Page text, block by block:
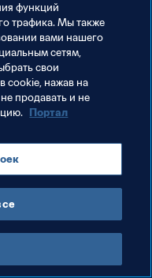
функций
трафика. Мы также
вами нашего
сетям,
свои
cookie, нажав на
продавать и не
Портал